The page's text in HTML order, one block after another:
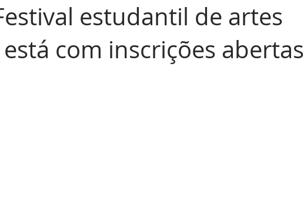
estudantil de artes
com inscrições abertas